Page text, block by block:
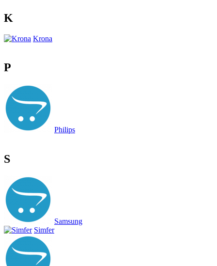
K
Krona
P
Philips
S
Samsung
Simfer